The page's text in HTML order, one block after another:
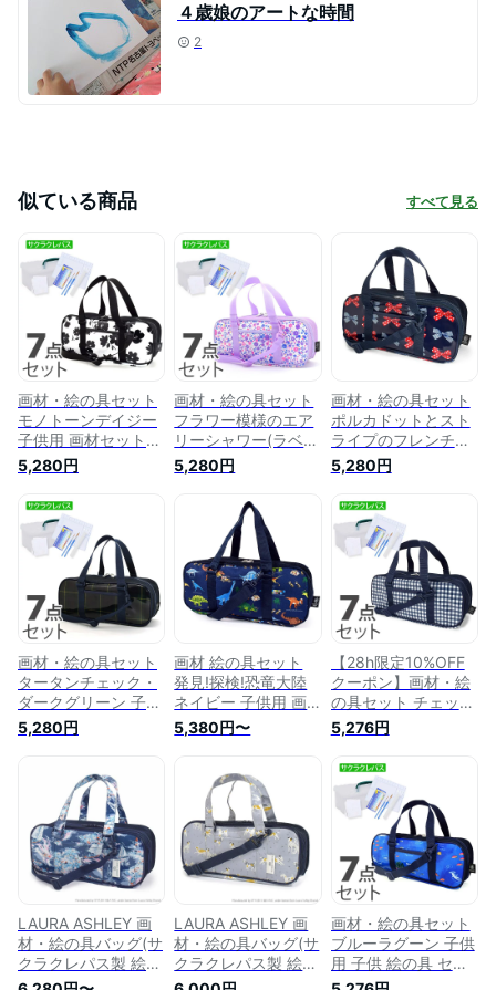
４歳娘のアートな時間
2
似ている商品 すべて見る
画材・絵の具セット
モノトーンデイジー
子供用 画材セット
子供 小学生 サクラ
クレパス 水彩セット
画材セット 絵具セッ
ト 小学校 小学生 か
わいい コンパクト
男の子 女の子 バッ
グ 絵の具バッグ お
しゃれ 安い シンプ
ル 小学校
5,280円
画材・絵の具セット
フラワー模様のエア
リーシャワー(ラベン
ダー) 子供用 画材セ
ット 子供 小学生 サ
クラクレパス 水彩セ
ット 画材セット 絵
具セット 小学校 小
学生 かわいい コン
パクト 男の子 女の
子 バッグ 絵の具バ
ッグ おしゃれ 安い
5,280円
画材・絵の具セット
ポルカドットとスト
ライプのフレンチリ
ボン(ネイビー) 子供
用 画材セット 子供
小学生 サクラクレパ
ス 水彩セット 画材
セット 絵具セット
小学校 小学生 かわ
いい コンパクト 男
の子 女の子 バッグ
絵の具バッグ おしゃ
れ 安い シンプル 小
学校
5,280円
画材・絵の具セット
タータンチェック・
ダークグリーン 子供
用 画材セット 子供
小学生 サクラクレパ
セット 絵具セット
小学校 小学生 かわ
いい コンパクト 男
の子 女の子 バッグ
絵の具バッグ おしゃ
れ 安い シンプル
5,280円
画材 絵の具セット
発見!探検!恐竜大陸
ネイビー 子供用 画
材セット 子供 小学
生 サクラクレパス
ト 絵具セット 小学
校 小学生 かわいい
コンパクト 男の子
女の子 バッグ 絵の
具バッグ おしゃれ
安い シンプル
5,380円〜
【28h限定10%OFF
クーポン】画材・絵
の具セット チェック
大・紺 子供用 画材
セット 子供 小学生
サクラクレパス 水彩
セット 画材セット
絵具セット 小学校
小学生 かわいい コ
ンパクト 男の子 女
の子 バッグ 絵の具
バッグ おしゃれ 安
い シンプル
5,276円
LAURA ASHLEY 画
材・絵の具バッグ(サ
クラクレパス製 絵の
具セット付き)
LAURA ASHLEY 画
材・絵の具バッグ(サ
クラクレパス製 絵の
具セット付き) DOGS
画材・絵の具セット
ブルーラグーン 子供
用 子供 絵の具 セッ
ト 小学生 サクラク